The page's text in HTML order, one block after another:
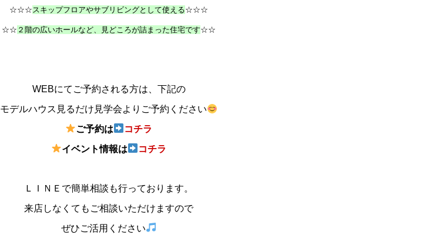
☆☆☆スキップフロアやサブリビングとして使える☆☆☆
☆☆ ２階の広いホールなど、見どころが詰まった住宅です☆☆
WEBにてご予約される方は、下記の
モデルハウス見るだけ見学会よりご予約ください
ご予約は
コチラ
イベン ト情報は コチラ
ＬＩＮＥで簡単相談も行っております。
来店しなくてもご相談いただけますので
ぜひご活用ください